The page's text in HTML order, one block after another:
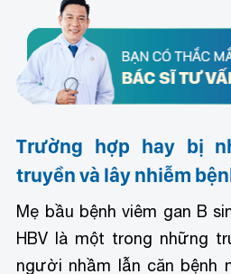
Trường hợp hay bị
truyền và lây nhiễm
Mẹ bầu bệnh viêm gan B
HBV là một trong những
người nhầm lẫn căn bệnh